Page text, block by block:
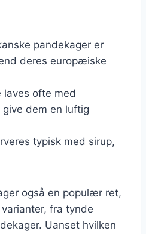
pandekager er
deres europæiske
laves ofte med
dem en luftig
typisk med sirup,
også en populær ret,
fra tynde
Uanset hvilken